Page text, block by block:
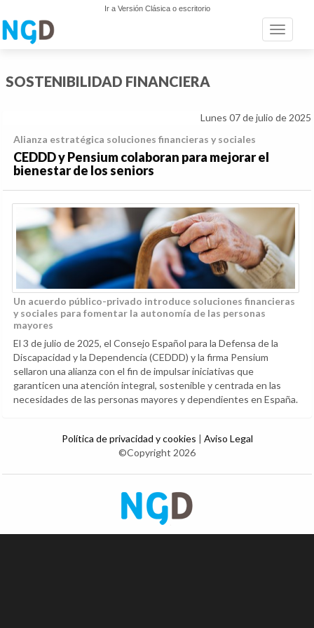
Ir a Versión Clásica o escritorio
Toggle
SOSTENIBILIDAD FINANCIERA
Lunes 07 de julio de 2025
Alianza estratégica soluciones financieras y sociales
CEDDD y Pensium colaboran para mejorar el
bienestar de los seniors
Un acuerdo público-privado introduce soluciones financieras
y sociales para fomentar la autonomía de las personas
mayores
El 3 de julio de 2025, el Consejo Español para la Defensa de la
Discapacidad y la Dependencia (CEDDD) y la firma Pensium
sellaron una alianza con el fin de impulsar iniciativas que
garanticen una atención integral, sostenible y centrada en las
necesidades de las personas mayores y dependientes en España.
Política de privacidad y cookies | Aviso Legal
©Copyright 2026